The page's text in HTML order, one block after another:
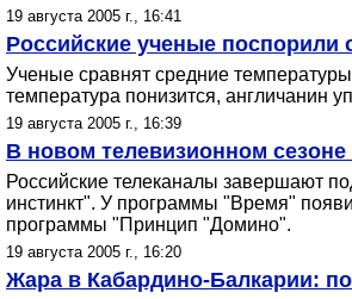
19 августа 2005 г., 16:41
Российские ученые поспорили
Ученые сравнят средние
температура понизится, англичанин
19 августа 2005 г., 16:39
В новом телевизионном
Российские телеканалы завершают
инстинкт". У программы "Время"
программы "Принцип "Домино".
19 августа 2005 г., 16:20
Жара в Кабардино-Балкарии: